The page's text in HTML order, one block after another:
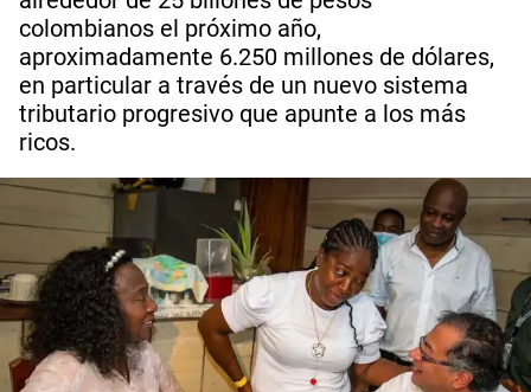
colombianos el próximo año,
aproximadamente 6.250 millones de dólares,
en particular a través de un nuevo sistema
tributario progresivo que apunte a los más
ricos.